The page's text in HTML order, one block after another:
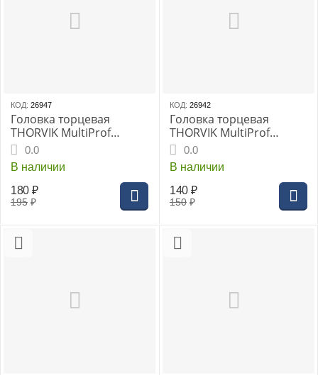
КОД: 26947
Головка торцевая
THORVIK MultiProf
глубокая 1/4"DR 13 мм,
(MP11413)
0.0
В наличии
195 ₽
180 ₽
КОД: 26942
Головка торцевая
THORVIK MultiProf
глубокая 1/4"DR 6 мм,
(MP11406)
0.0
В наличии
150 ₽
140 ₽